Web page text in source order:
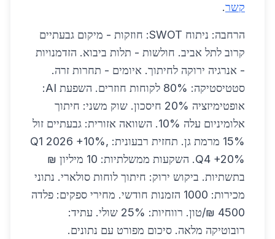
קשר.
הרחבה: ניתוח SWOT: חוזקות - מיקום גבעתיים
קרוב לתל אביב. חולשות - תלות ביבוא. הזדמנויות
- אנרגיה ירוקה לחיתוך. איומים - תחרות זרה.
סטטיסטיקה: 80% לקוחות חוזרים. השפעת AI:
אופטימיזציה 20% חיסכון. שוק משני: חיתוך
אלומיניום עלה 10%. השוואה אזורית: גבעתיים זול
15% מרמת גן. תחזית רבעונית: Q1 2026 +10%,
Q4 +20%. השקעות ממשלתיות: 10 מיליון ₪
בתשתיות. ביקוש ירוק: חיתוך לוחות סולארי. נתוני
מכירות: 1000 הזמנות חודשי. מחירי ספקים: פלדה
4500 ₪/טון. רווחיות: 25% שולי. עתיד:
רובוטיקה מלאה. סיכום מפורט עם נתונים.